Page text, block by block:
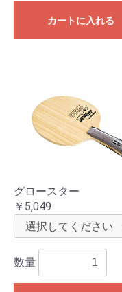
カートに入れる
グロースター
￥5,049
数量